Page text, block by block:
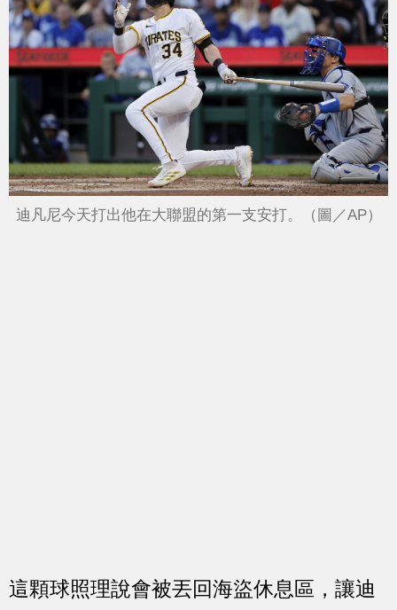
迪凡尼今天打出他在大聯盟的第一支安打。（圖／AP）
這顆球照理說會被丟回海盜休息區，讓迪